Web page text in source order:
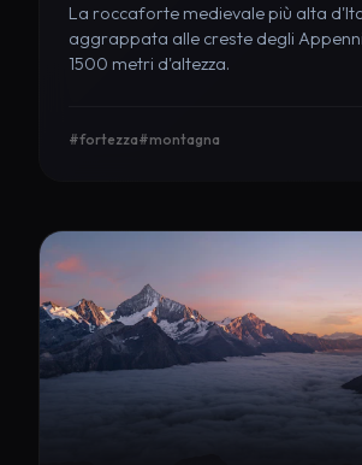
La roccaforte medievale più alta
aggrappata alle creste degli
1500 metri d'altezza.
#fortezza#montagna